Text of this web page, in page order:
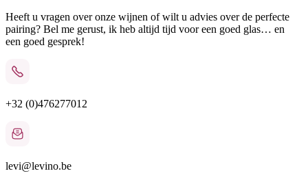
Heeft u vragen over onze wijnen of wilt u advies over de perfecte
pairing? Bel me gerust, ik heb altijd tijd voor een goed glas… en
een goed gesprek!
+32 (0)476277012
levi@levino.be